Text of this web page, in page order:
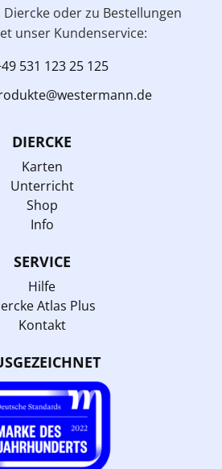
oder zu Bestellungen
unser Kundenservice:
531 123 25 125
DIERCKE
Karten
Unterricht
Shop
Info
SERVICE
Hilfe
Atlas Plus
Kontakt